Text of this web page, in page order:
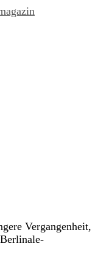
Vergangenheit,